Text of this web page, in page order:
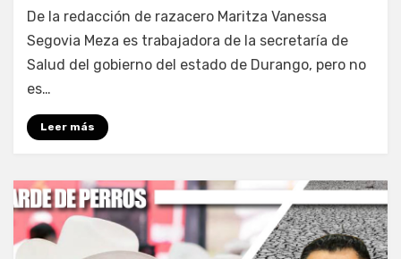
por Fernando Miranda Servín
De la redacción de razacero Maritza Vanessa
Segovia Meza es trabajadora de la secretaría de
Salud del gobierno del estado de Durango, pero no
es…
Leer más